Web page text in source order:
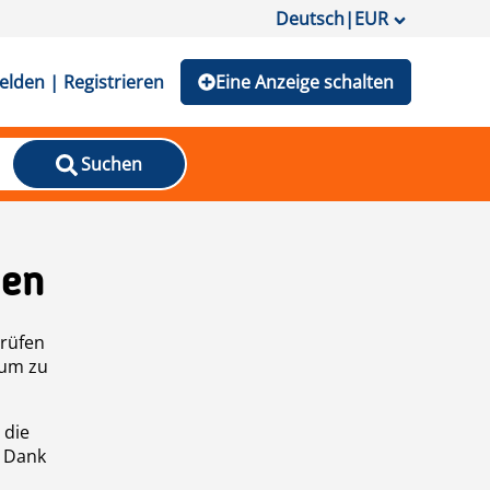
Deutsch|EUR
| Registrieren Eine Anzeige schalten
Suchen
zu
die